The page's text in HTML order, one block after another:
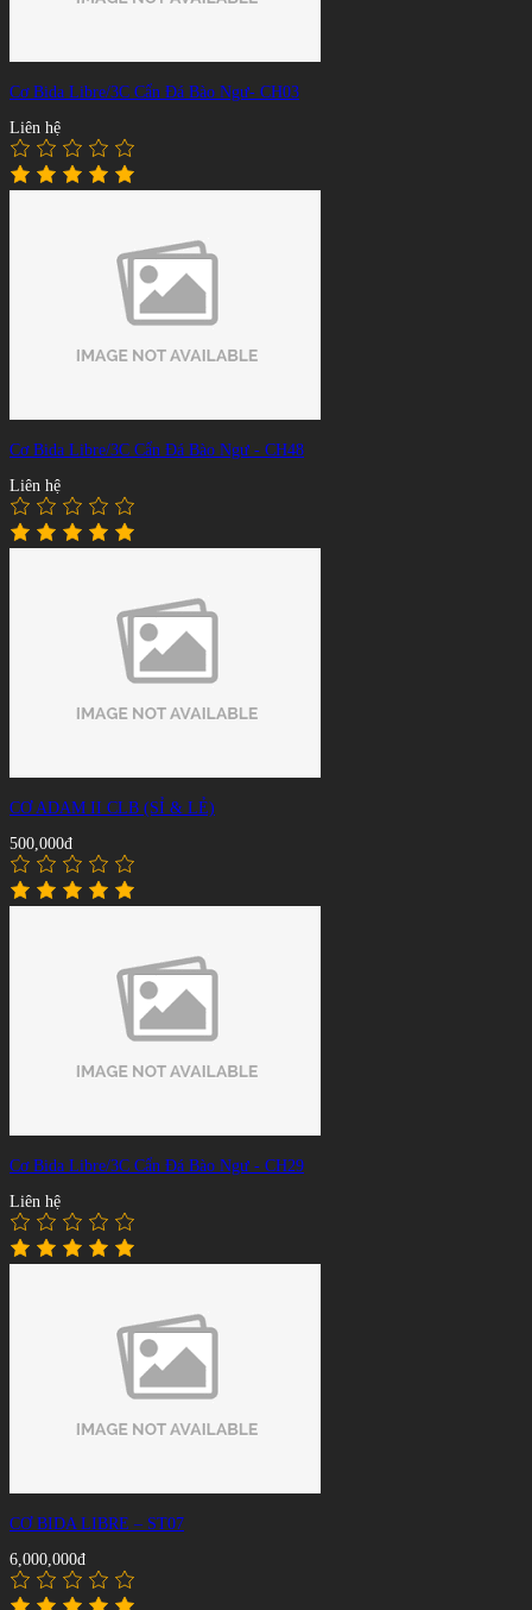
Cơ Bida Libre/3C Cẩn Đá Bào Ngư- CH03
Liên hệ
Cơ Bida Libre/3C Cẩn Đá Bào Ngư - CH48
Liên hệ
CƠ ADAM II CLB (SỈ & LẺ)
500,000đ
Cơ Bida Libre/3C Cẩn Đá Bào Ngư - CH29
Liên hệ
CƠ BIDA LIBRE – ST07
6,000,000đ